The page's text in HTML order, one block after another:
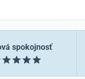
spokojnosť